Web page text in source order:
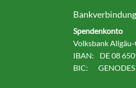
Bankverbindung
Spendenkonto
Volksbank
IBAN: DE 08
BIC: